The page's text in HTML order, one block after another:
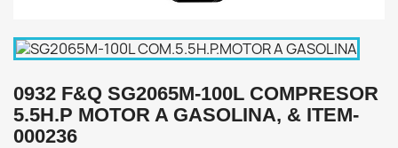
0932 F&Q SG2065M-100L COMPRESOR
5.5H.P MOTOR A GASOLINA, & ITEM-
000236